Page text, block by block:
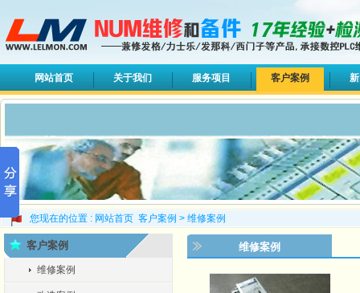
网站首页 关于我们 服务项目 客户案例
您现在的位置 : 网站首页 客户案例 > 维修案例
维修案例
客户案例
维修案例